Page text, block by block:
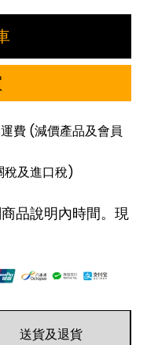
費 (減價產品及會員
稅及進口稅)
品說明內時間。現
送貨及退貨